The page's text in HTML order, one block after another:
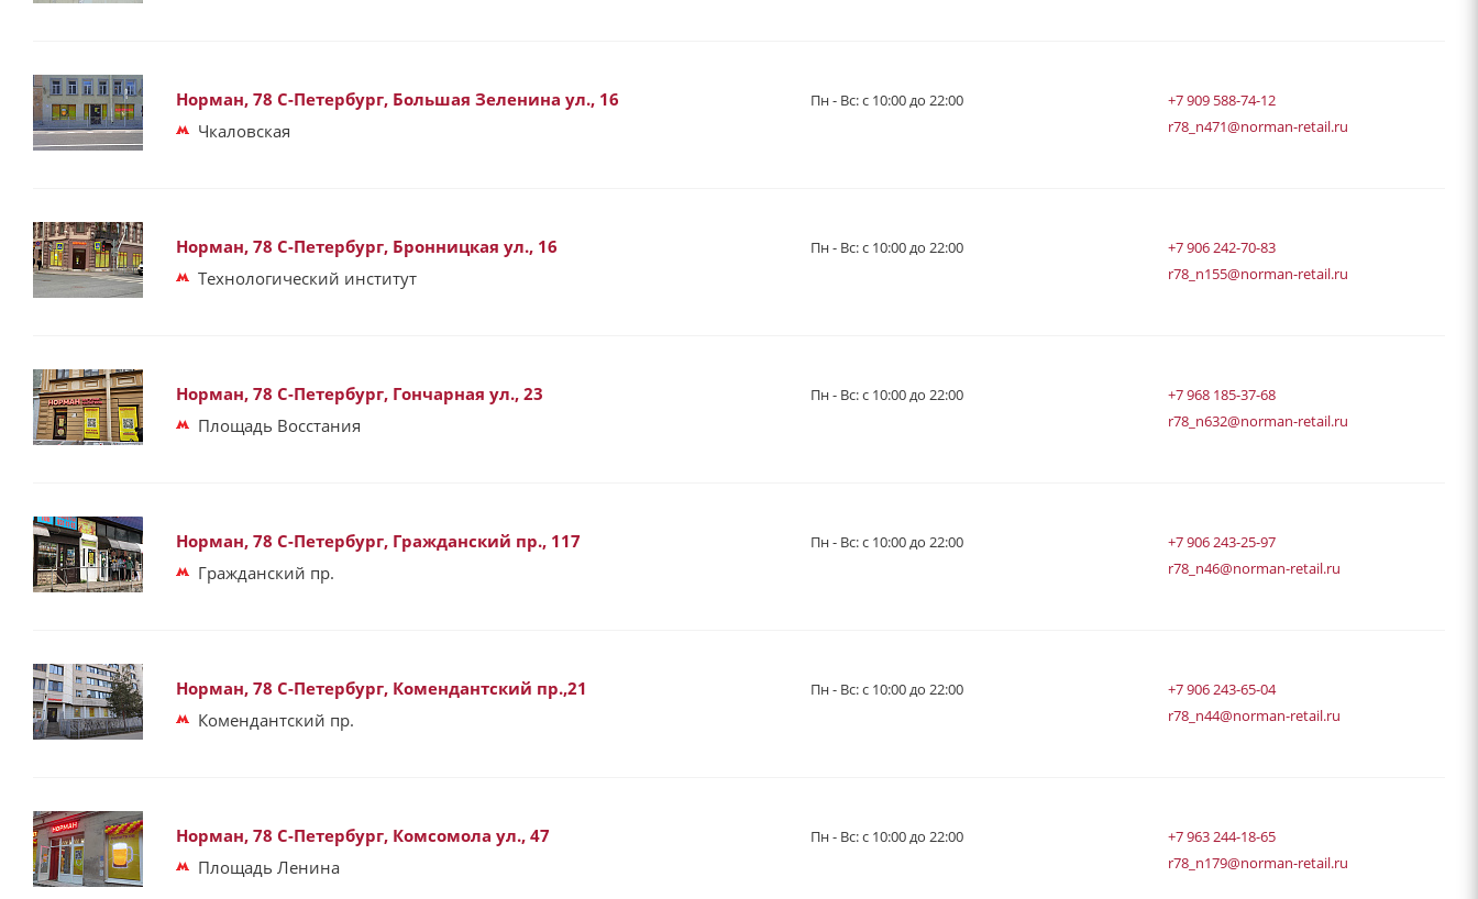
Норман, 78 С-Петербург, Большая Зеленина ул., 16
Чкаловская
Пн - Вс: с 10:00 до 22:00
+7 909 588-74-12
r78_n471@norman-retail.ru
Норман, 78 С-Петербург, Бронницкая ул., 16
Технологический институт
Пн - Вс: с 10:00 до 22:00
+7 906 242-70-83
r78_n155@norman-retail.ru
Норман, 78 С-Петербург, Гончарная ул., 23
Площадь Восстания
Пн - Вс: с 10:00 до 22:00
+7 968 185-37-68
r78_n632@norman-retail.ru
Норман, 78 С-Петербург, Гражданский пр., 117
Гражданский пр.
Пн - Вс: с 10:00 до 22:00
+7 906 243-25-97
r78_n46@norman-retail.ru
Норман, 78 С-Петербург, Комендантский пр.,21
Комендантский пр.
Пн - Вс: с 10:00 до 22:00
+7 906 243-65-04
r78_n44@norman-retail.ru
Норман, 78 С-Петербург, Комсомола ул., 47
Площадь Ленина
Пн - Вс: с 10:00 до 22:00
+7 963 244-18-65
r78_n179@norman-retail.ru